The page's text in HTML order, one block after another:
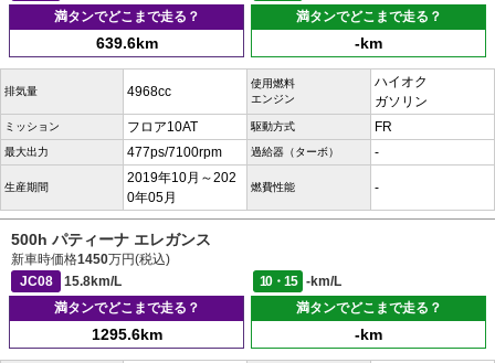
満タンでどこまで走る？
639.6km
満タンでどこまで走る？
-km
排気量 4968cc
使用燃料
エンジン
ハイオク
ガソリン
ミッション フロア10AT 駆動方式 FR
最大出力 477ps/7100rpm 過給器（ターボ） -
生産期間
2019年10月～202
0年05月
燃費性能 -
500h パティーナ エレガンス
新車時価格1450万円(税込)
JC08
15.8km/L 10・15
-km/L
満タンでどこまで走る？
1295.6km
満タンでどこまで走る？
-km